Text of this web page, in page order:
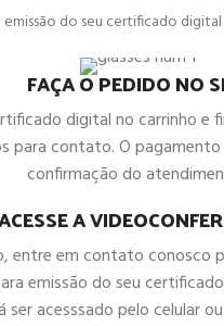
do seu certificado
FAÇA O PEDIDO NO
digital no carrinho e
para contato. O
confirmação do
A
entre em contato conosco
emissão do seu
ser acesssado pelo celular